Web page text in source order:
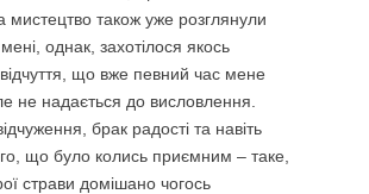
мистецтво також уже розглянули
однак, захотілося якось
що вже певний час мене
не надається до висловлення.
брак радості та навіть
що було колись приємним – таке,
страви домішано чогось